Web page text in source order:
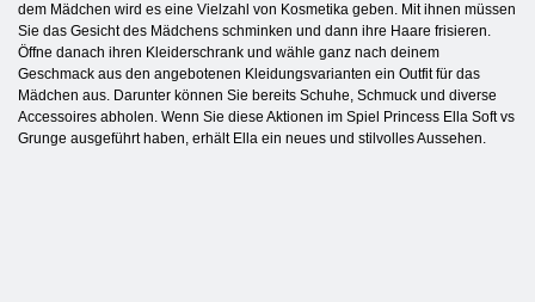
dem Mädchen wird es eine Vielzahl von Kosmetika geben. Mit ihnen müssen
Sie das Gesicht des Mädchens schminken und dann ihre Haare frisieren.
Öffne danach ihren Kleiderschrank und wähle ganz nach deinem
Geschmack aus den angebotenen Kleidungsvarianten ein Outfit für das
Mädchen aus. Darunter können Sie bereits Schuhe, Schmuck und diverse
Accessoires abholen. Wenn Sie diese Aktionen im Spiel Princess Ella Soft vs
Grunge ausgeführt haben, erhält Ella ein neues und stilvolles Aussehen.